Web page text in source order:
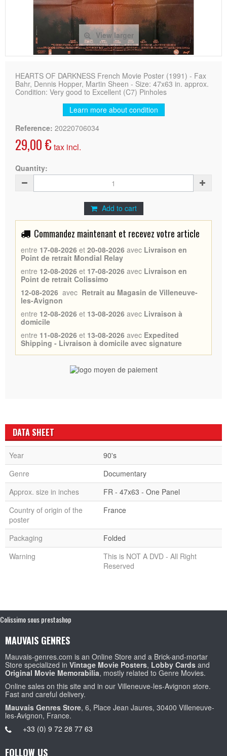
View larger
HEARTS OF DARKNESS French Movie Poster (1991) - Fax
Bahr, Dennis Hopper, Martin Sheen - Size: 47x63 in. approx.
Condition: Very good to Excellent (C7) Pinholes
Learn more about condition
Reference: 20220706034
29,00 € tax incl.
Quantity:
Add to cart
Commandez maintenant et recevez votre article
entre 17-08-2026 et 20-08-2026 avec Livraison en
Point de retrait Mondial Relay
entre 12-08-2026 et 17-08-2026 avec Livraison en
Point de retrait Colissimo
12-08-2026 avec Retrait au Magasin de Villeneuve-
les-Avignon
entre 12-08-2026 et 13-08-2026 avec Livraison à
domicile
entre 11-08-2026 et 13-08-2026 avec Expedited
Shipping - Livraison à domicile avec signature
DATA SHEET
Year
90's
Genre
Documentary
Approx. size in inches
FR - 47x63 - One Panel
Country of origin of the
poster
France
Packaging
Folded
Warning
This is NOT A DVD - All Right
Reserved
Colissimo sous prestashop
MAUVAIS GENRES
Mauvais-genres.com is an Online Store and a Brick-and-mortar
Store specialized in Vintage Movie Posters, Lobby Cards and
Original Movie Memorabilia, mostly related to Genre Movies.
Online sales on this site and in our Villeneuve-les-Avignon store.
Fast and careful delivery.
Mauvais Genres Store, 6, Place Jean Jaures, 30400 Villeneuve-
les-Avignon, France.
+33 (0) 9 72 28 77 63
FOLLOW US